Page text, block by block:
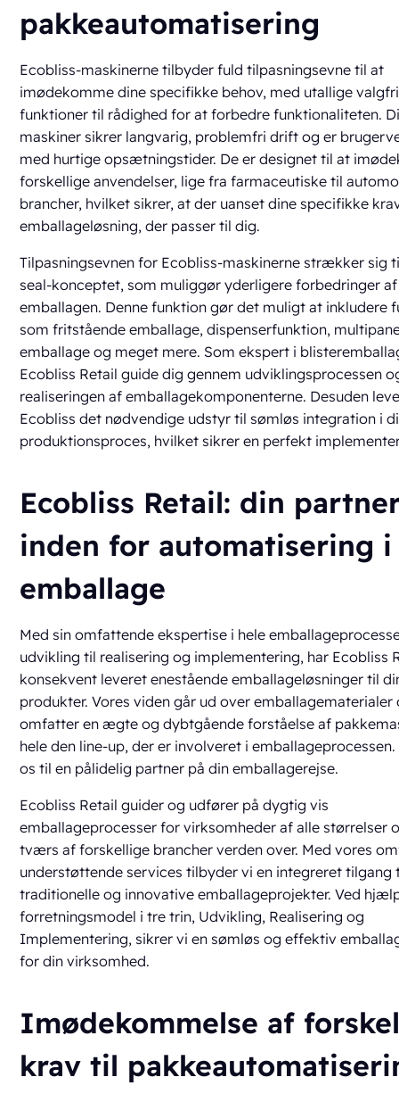
pakkeautomatisering
Ecobliss-maskinerne tilbyder fuld tilpasningsevne til at
imødekomme dine specifikke behov, med utallige
funktioner til rådighed for at forbedre funktionaliteten.
maskiner sikrer langvarig, problemfri drift og er
med hurtige opsætningstider. De er designet til at
forskellige anvendelser, lige fra farmaceutiske til
brancher, hvilket sikrer, at der uanset dine specifikke
emballageløsning, der passer til dig.
Tilpasningsevnen for Ecobliss-maskinerne strækker sig
seal-konceptet, som muliggør yderligere forbedringer af
emballagen. Denne funktion gør det muligt at inkludere
som fritstående emballage, dispenserfunktion,
emballage og meget mere. Som ekspert i
Ecobliss Retail guide dig gennem udviklingsprocessen
realiseringen af emballagekomponenterne. Desuden
Ecobliss det nødvendige udstyr til sømløs integration i
produktionsproces, hvilket sikrer en perfekt
Ecobliss Retail: din
inden for automatisering i
emballage
Med sin omfattende ekspertise i hele
udvikling til realisering og implementering, har Ecobliss
konsekvent leveret enestående emballageløsninger til
produkter. Vores viden går ud over emballagematerialer
omfatter en ægte og dybtgående forståelse af
hele den line-up, der er involveret i
os til en pålidelig partner på din emballagerejse.
Ecobliss Retail guider og udfører på dygtig vis
emballageprocesser for virksomheder af alle størrelser
tværs af forskellige brancher verden over. Med vores
understøttende services tilbyder vi en integreret tilgang
traditionelle og innovative emballageprojekter. Ved
forretningsmodel i tre trin, Udvikling, Realisering og
Implementering, sikrer vi en sømløs og effektiv
for din virksomhed.
Imødekommelse af
krav til